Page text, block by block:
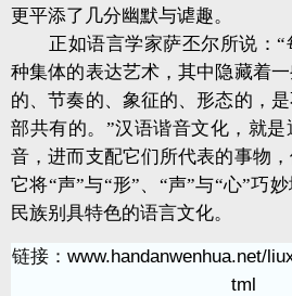
更平添了几分幽默与谑趣。
正如语言学家萨丕尔所说：“
种集体的表达艺术，其中隐藏着
的、节奏的、象征的、形态的，
部共有的。”汉语谐音文化，就
音，进而支配它们所代表的事物，
它将“声”与“形”、“声”与“心”巧
民族别具特色的语言文化。
链接： www.handanwenhua.net/
tml